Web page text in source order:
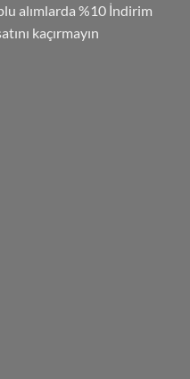
alımlarda %10 İndirim
kaçırmayın